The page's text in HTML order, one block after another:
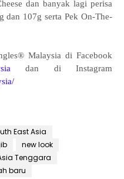
dan banyak lagi perisa
dan 107g serta Pek On-The-
Malaysia di Facebook
dan di Instagram
East Asia
new look
Tenggara
baru